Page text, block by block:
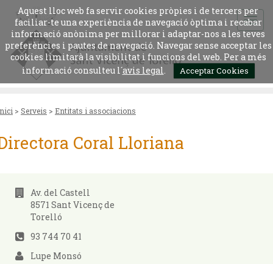
Aquest lloc web fa servir cookies pròpies i de tercers per
faciliar-te una experiència de navegació òptima i recabar
informació anònima per millorar i adaptar-nos a les teves
preferències i pautes de navegació. Navegar sense acceptar les
cookies limitarà la visibilitat i funcions del web. Per a més
informació consulteu l´avis legal. Acceptar Cookies
> Serveis > Entitats i associacions
Coral Lloriana
Av. del Castell
8571 Sant Vicenç de
Torelló
93 744 70 41
Lupe Monsó